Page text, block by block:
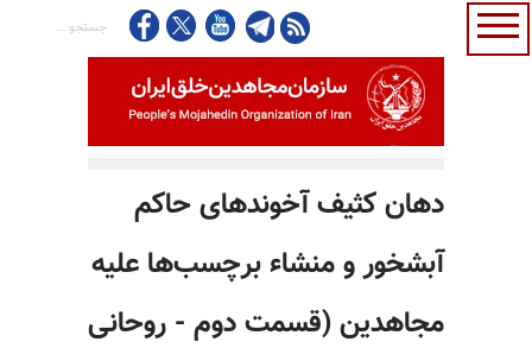
دهان کثیف آخوندهای حاکم
آبشخور و منشاء برچسب‌ها علیه
مجاهدین (قسمت دوم - روحانی